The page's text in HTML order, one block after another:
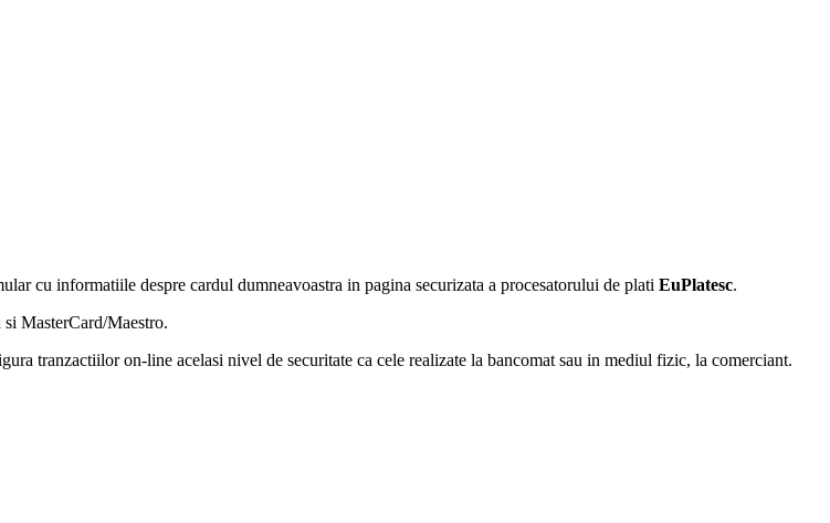
cu informatiile despre cardul dumneavoastra in pagina securizata a procesatorului de plati EuPlatesc.
MasterCard/Maestro.
tranzactiilor on-line acelasi nivel de securitate ca cele realizate la bancomat sau in mediul fizic, la comerciant.